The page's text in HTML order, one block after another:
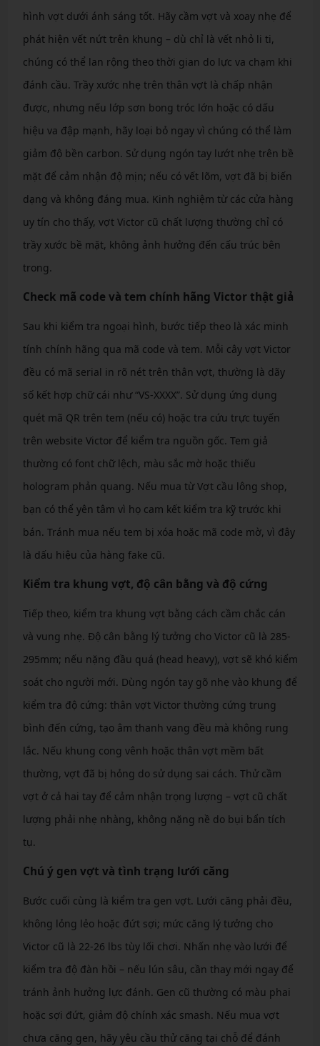
hình vợt dưới ánh sáng tốt. Hãy cầm vợt và xoay nhẹ để
phát hiện vết nứt trên khung – dù chỉ là vết nhỏ li ti,
chúng có thể lan rộng theo thời gian do lực va chạm khi
đánh cầu. Trầy xước nhẹ trên thân vợt là chấp nhận
được, nhưng nếu lớp sơn bong tróc lớn hoặc có dấu
hiệu va đập mạnh, hãy loại bỏ ngay vì chúng có thể làm
giảm độ bền carbon. Sử dụng ngón tay lướt nhẹ trên bề
mặt để cảm nhận độ mịn; nếu có vết lõm, vợt đã bị biến
dạng và không đáng mua. Kinh nghiệm từ các cửa hàng
uy tín cho thấy, vợt Victor cũ chất lượng thường chỉ có
trầy xước bề mặt, không ảnh hưởng đến cấu trúc bên
trong.
Check mã code và tem chính hãng Victor thật giả
Sau khi kiểm tra ngoại hình, bước tiếp theo là xác minh
tính chính hãng qua mã code và tem. Mỗi cây vợt Victor
đều có mã serial in rõ nét trên thân vợt, thường là dãy
số kết hợp chữ cái như “VS-XXXX”. Sử dụng ứng dụng
quét mã QR trên tem (nếu có) hoặc tra cứu trực tuyến
trên website Victor để kiểm tra nguồn gốc. Tem giả
thường có font chữ lệch, màu sắc mờ hoặc thiếu
hologram phản quang. Nếu mua từ Vợt cầu lông shop,
bạn có thể yên tâm vì họ cam kết kiểm tra kỹ trước khi
bán. Tránh mua nếu tem bị xóa hoặc mã code mờ, vì đây
là dấu hiệu của hàng fake cũ.
Kiểm tra khung vợt, độ cân bằng và độ cứng
Tiếp theo, kiểm tra khung vợt bằng cách cầm chắc cán
và vung nhẹ. Độ cân bằng lý tưởng cho Victor cũ là 285-
295mm; nếu nặng đầu quá (head heavy), vợt sẽ khó kiểm
soát cho người mới. Dùng ngón tay gõ nhẹ vào khung để
kiểm tra độ cứng: thân vợt Victor thường cứng trung
bình đến cứng, tạo âm thanh vang đều mà không rung
lắc. Nếu khung cong vênh hoặc thân vợt mềm bất
thường, vợt đã bị hỏng do sử dụng sai cách. Thử cầm
vợt ở cả hai tay để cảm nhận trọng lượng – vợt cũ chất
lượng phải nhẹ nhàng, không nặng nề do bụi bẩn tích
tụ.
Chú ý gen vợt và tình trạng lưới căng
Bước cuối cùng là kiểm tra gen vợt. Lưới căng phải đều,
không lỏng lẻo hoặc đứt sợi; mức căng lý tưởng cho
Victor cũ là 22-26 lbs tùy lối chơi. Nhấn nhẹ vào lưới để
kiểm tra độ đàn hồi – nếu lún sâu, cần thay mới ngay để
tránh ảnh hưởng lực đánh. Gen cũ thường có màu phai
hoặc sợi đứt, giảm độ chính xác smash. Nếu mua vợt
chưa căng gen, hãy yêu cầu thử căng tại chỗ để đánh